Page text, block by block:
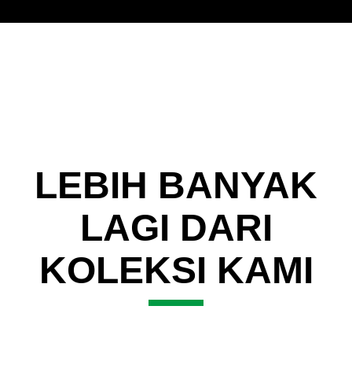
LEBIH BANYAK
LAGI DARI
KOLEKSI KAMI